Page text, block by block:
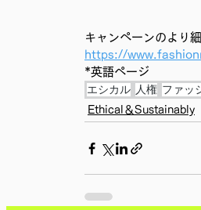
キャンペーンのより
https://
*英語ページ
エシカル 人権 ファッ
Ethical＆Sustainably